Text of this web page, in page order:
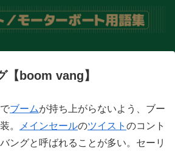
【boom vang】
ブームが持ち上がらないよう、ブー
。
メインセールのツイスト のコント
ングと呼ばれることが多い。セーリ